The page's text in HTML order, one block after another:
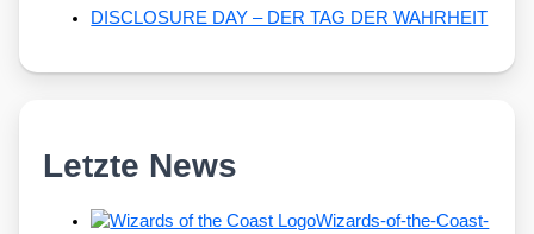
DISCLOSURE DAY – DER TAG DER WAHRHEIT
Letzte News
Wizards-of-the-Coast-